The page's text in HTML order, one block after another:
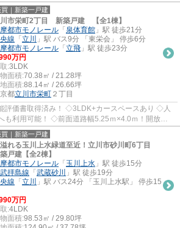
前面道路6m以上です！...
買｜新築一戸建
市栄町2丁目 新築戸建 【全1棟】
都市モノレール 「 泉体育館 」駅 徒歩21分
線 「 立川
」駅 バス9分 「東栄会」 停歩6分
都市モノレール 「 立飛 」駅 徒歩23分
万円
:3LDK
面積:70.38㎡ / 21.28坪
面積:88.14㎡ / 26.66坪
都立川市栄町 ２丁目
評価書取得済み！ ◇3LDK+カースペースあり ◇人
も利用可能！ ◇前面道路幅5.25ｍ×4.0ｍ！開放感
や玄関収納など収納豊富 ◇南...
買｜新築一戸建
れる玉川上水緑道至近！立川市砂川町6丁目
戸建【全2棟】
都市モノレール 「 玉川上水 」駅 徒歩15分
拝島線 「 武蔵砂川
」駅 徒歩19分
線 「 立川
」駅 バス24分 「玉川上水駅」 停歩15
万円
:4LDK
面積:98.53㎡ / 29.80坪